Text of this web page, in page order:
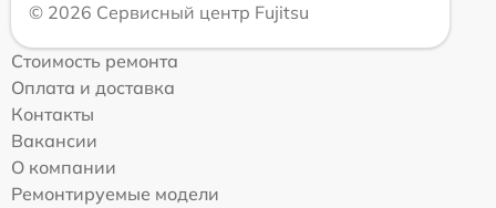
© 2026 Сервисный центр Fujitsu
Стоимость ремонта
Оплата и доставка
Контакты
Вакансии
О компании
Ремонтируемые модели